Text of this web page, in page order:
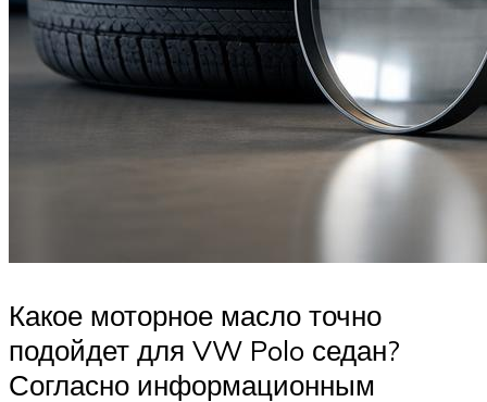
Какое моторное масло точно
подойдет для VW Polo седан?
Согласно информационным